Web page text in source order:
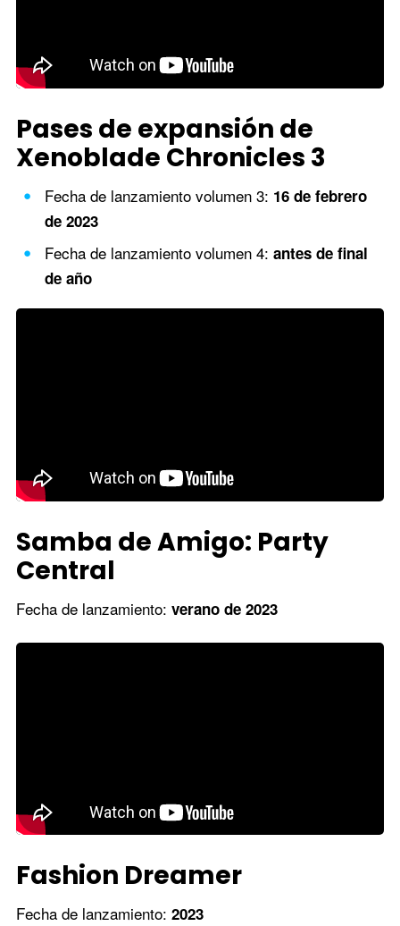
Pases de expansión de
Xenoblade Chronicles 3
Fecha de lanzamiento volumen 3: 16 de febrero
de 2023
Fecha de lanzamiento volumen 4: antes de final
de año
Samba de Amigo: Party
Central
Fecha de lanzamiento: verano de 2023
Fashion Dreamer
Fecha de lanzamiento: 2023